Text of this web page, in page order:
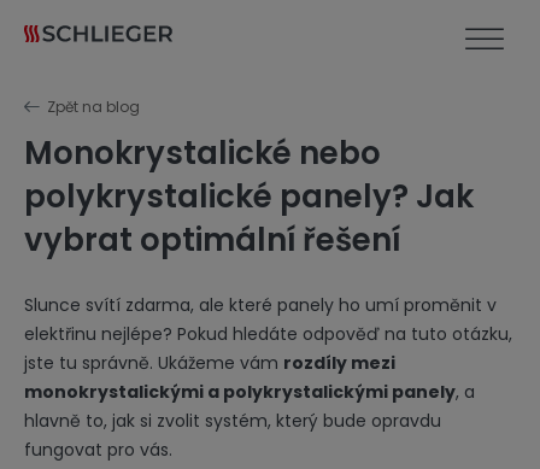
Zpět na blog
Monokrystalické nebo
polykrystalické panely? Jak
vybrat optimální řešení
Slunce svítí zdarma, ale které panely ho umí proměnit v
elektřinu nejlépe? Pokud hledáte odpověď na tuto otázku,
jste tu správně. Ukážeme vám rozdíly mezi
monokrystalickými a polykrystalickými panely, a
hlavně to, jak si zvolit systém, který bude opravdu
fungovat pro vás.